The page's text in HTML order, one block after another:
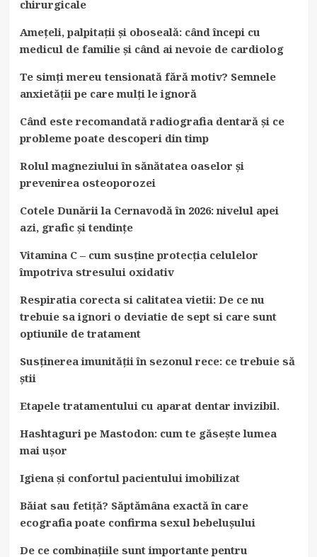
chirurgicale
Amețeli, palpitații și oboseală: când începi cu
medicul de familie și când ai nevoie de cardiolog
Te simți mereu tensionată fără motiv? Semnele
anxietății pe care mulți le ignoră
Când este recomandată radiografia dentară și ce
probleme poate descoperi din timp
Rolul magneziului în sănătatea oaselor și
prevenirea osteoporozei
Cotele Dunării la Cernavodă în 2026: nivelul apei
azi, grafic și tendințe
Vitamina C – cum susține protecția celulelor
împotriva stresului oxidativ
Respiratia corecta si calitatea vietii: De ce nu
trebuie sa ignori o deviatie de sept si care sunt
optiunile de tratament
Susținerea imunității în sezonul rece: ce trebuie să
știi
Etapele tratamentului cu aparat dentar invizibil.
Hashtaguri pe Mastodon: cum te găsește lumea
mai ușor
Igiena și confortul pacientului imobilizat
Băiat sau fetiță? Săptămâna exactă în care
ecografia poate confirma sexul bebelușului
De ce combinațiile sunt importante pentru